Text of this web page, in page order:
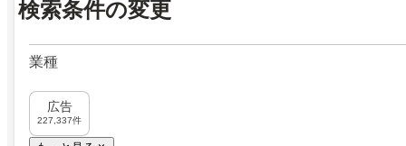
検索条件の変更
業種
広告
227,337件